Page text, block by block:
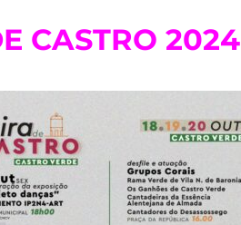
CASTRO 2024